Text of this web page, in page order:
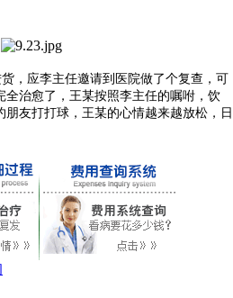
，应李主任邀请到医院做了个复查，可
全治愈了，王某按照李主任的嘱咐，饮
友打打球，王某的心情越来越放松，日